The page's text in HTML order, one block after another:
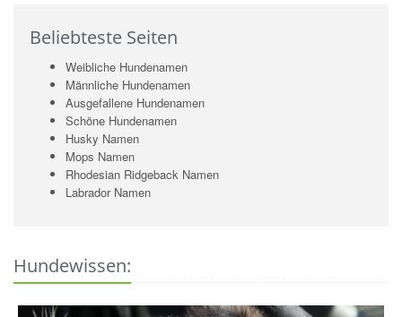
Beliebteste Seiten
Weibliche Hundenamen
Männliche Hundenamen
Ausgefallene Hundenamen
Schöne Hundenamen
Husky Namen
Mops Namen
Rhodesian Ridgeback Namen
Labrador Namen
Hundewissen: